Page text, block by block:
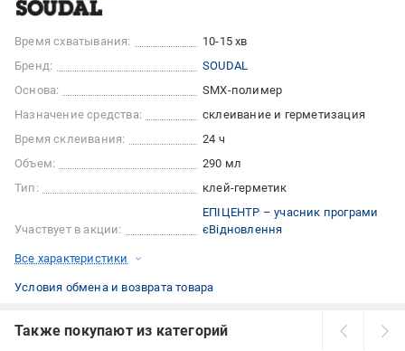
Время схватывания:
10-15 хв
Бренд:
SOUDAL
Основа:
SMX-полимер
Назначение средства:
склеивание и герметизация
Время склеивания:
24 ч
Объем:
290 мл
Тип:
клей-герметик
Участвует в акции:
ЕПІЦЕНТР – учасник програми
єВідновлення
Все характеристики
Условия обмена и возврата товара
Также покупают из категорий